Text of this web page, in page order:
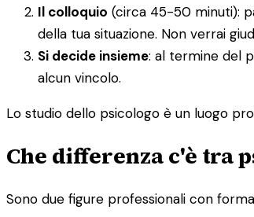
Il colloquio (circa 45-50 minuti):
della tua situazione. Non verrai
Si decide insieme: al termine del
alcun vincolo.
Lo studio dello psicologo è un luogo
Che differenza c'è tra
Sono due figure professionali con